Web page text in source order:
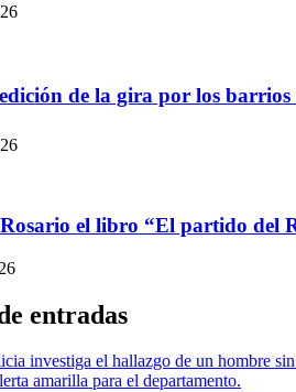
de la gira por los
el libro “El partido del
entradas
investiga el hallazgo de un hombre
amarilla para el departamento.